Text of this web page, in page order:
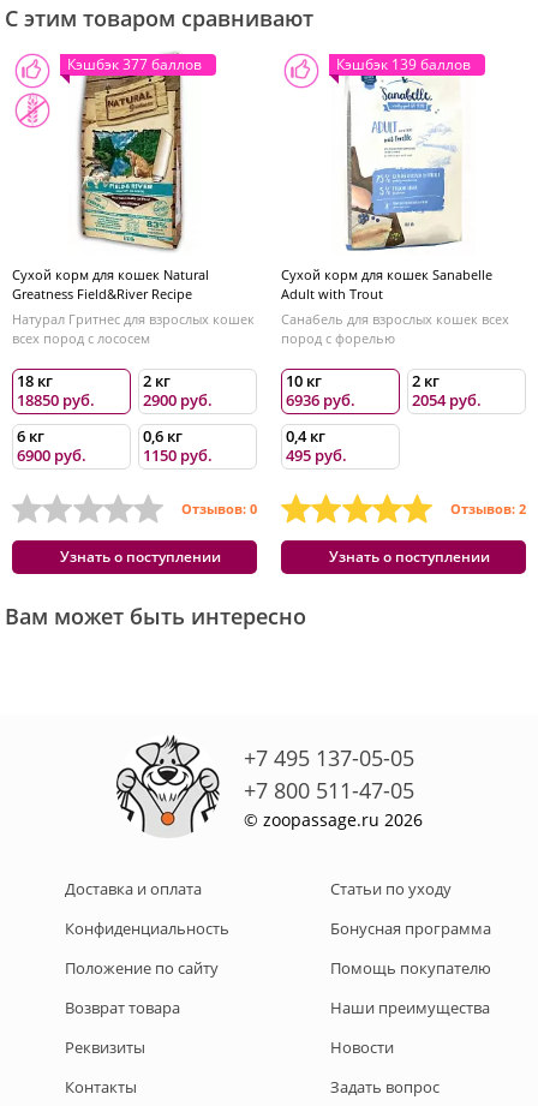
С этим товаром сравнивают
Кэшбэк 377 баллов
Сухой корм для кошек Natural
Greatness Field&River Recipe
Натурал Гритнес для взрослых кошек
всех пород с лососем
18 кг
18850 руб.
2 кг
2900 руб.
6 кг
6900 руб.
0,6 кг
1150 руб.
Отзывов: 0
Узнать о поступлении
Кэшбэк 139 баллов
Сухой корм для кошек Sanabelle
Adult with Trout
Санабель для взрослых кошек всех
пород с форелью
10 кг
6936 руб.
2 кг
2054 руб.
0,4 кг
495 руб.
Отзывов: 2
Узнать о поступлении
Вам может быть интересно
+7 495 137-05-05
+7 800 511-47-05
© zoopassage.ru 2026
Доставка и оплата
Конфиденциальность
Положение по сайту
Возврат товара
Реквизиты
Контакты
Статьи по уходу
Бонусная программа
Помощь покупателю
Наши преимущества
Новости
Задать вопрос